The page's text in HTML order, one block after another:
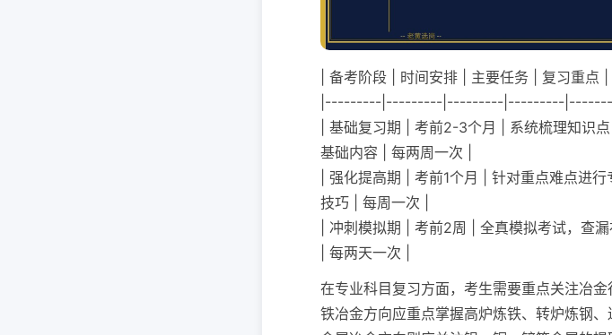
| 备考阶段 | 时间安排 | 主要任务 | 复习重点 |
|---------|---------|---------|---------
| 基础复习期 | 考前2-3个月 | 系统梳理知识
基础内容 | 每两周一次 |
| 强化提高期 | 考前1个月 | 针对重点难点进
技巧 | 每周一次 |
| 冲刺模拟期 | 考前2周 | 全真模拟考试，查
| 每两天一次 |
在专业科目复习方面，考生需要重点关注冶
铁冶金方向应重点掌握高炉炼铁、转炉炼钢